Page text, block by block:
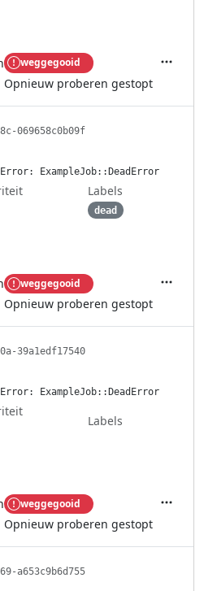
weggegooid
Opnieuw proberen gestopt
069658c0b09f
ExampleJob::DeadError
Labels
dead
weggegooid
Opnieuw proberen gestopt
39a1edf17540
ExampleJob::DeadError
Labels
weggegooid
Opnieuw proberen gestopt
a653c9b6d755